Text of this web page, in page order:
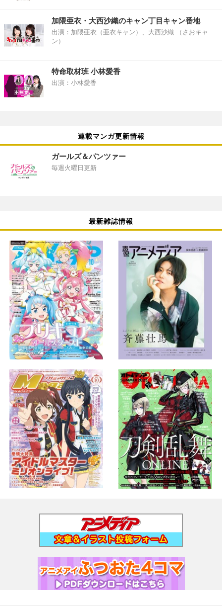
加隈亜衣・大西沙織のキャン丁目キャン番地
出演：加隈亜衣（亜衣キャン）、大西沙織 （さおキャ
ン）
特命取材班 小林愛香
出演：小林愛香
連載マンガ更新情報
ガールズ＆パンツァー
毎週火曜日更新
最新雑誌情報